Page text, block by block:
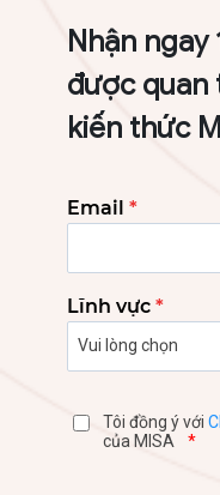
Nhận
được quan
kiến thức
Email *
Lĩnh vực *
Tôi đồng ý với
của MISA
*